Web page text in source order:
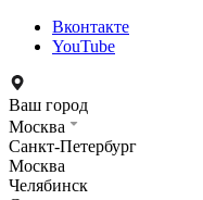
Вконтакте
YouTube
Ваш город
Москва
Санкт-Петербург
Москва
Челябинск